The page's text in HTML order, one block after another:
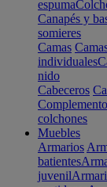
espuma
Canapés y
somieres
Camas
individuales
nido
Cabeceros
colchones
Muebles
Armarios
batientes
juvenil